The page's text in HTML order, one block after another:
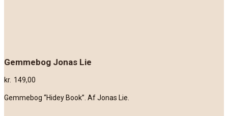
Gemmebog Jonas Lie
kr. 149,00
Gemmebog “Hidey Book”. Af Jonas Lie.